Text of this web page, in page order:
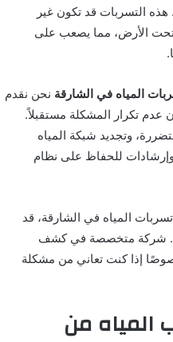
هذه التسربات قد تكون غير
تحت الأرض، مما يصعب على
المياه في الشارقة نحن نقدم
عدم تكرار المشكلة مستقبلاً.
وتجديد شبكة المياه
وإرشادات للحفاظ على نظام
المياه في الشارقة، قد
شركة متخصصة في كشف
إذا كنت تعاني من مشكلة
من